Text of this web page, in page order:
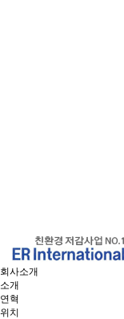
회사소개
소개
연혁
위치